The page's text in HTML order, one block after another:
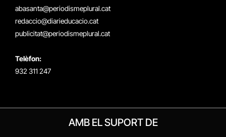
abasanta@periodismeplural.cat
redaccio@diarieducacio.cat
publicitat@periodismeplural.cat
Telèfon:
932 311 247
AMB EL SUPORT DE